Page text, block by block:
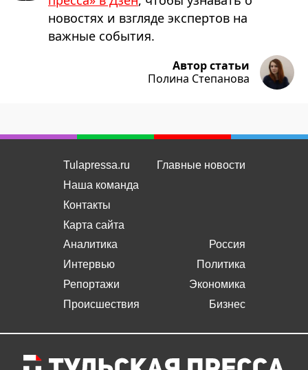
новостях и взгляде экспертов на
важные события.
Автор статьи
Полина Степанова
Tulapressa.ru
Наша команда
Контакты
Карта сайта
Главные новости
Аналитика
Интервью
Репортажи
Происшествия
Россия
Политика
Экономика
Бизнес